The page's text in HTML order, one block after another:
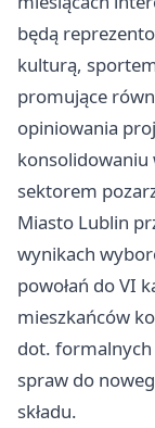
będą
kulturą,
promujące
opiniowania
konsolidowaniu
sektorem
Miasto Lublin
wynikach
powołań do VI
mieszkańców
dot. formalnych
spraw do
składu.